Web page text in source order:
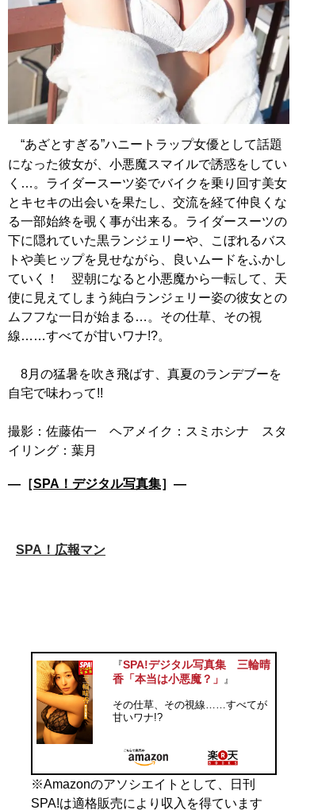
“あざとすぎる”ハニートラップ女優として話題
になった彼女が、小悪魔スマイルで誘惑をしてい
く…。ライダースーツ姿でバイクを乗り回す美女
とキセキの出会いを果たし、交流を経て仲良くな
る一部始終を覗く事が出来る。ライダースーツの
下に隠れていた黒ランジェリーや、こぼれるバス
トや美ヒップを見せながら、良いムードをふかし
ていく！ 翌朝になると小悪魔から一転して、天
使に見えてしまう純白ランジェリー姿の彼女との
ムフフな一日が始まる…。その仕草、その視
線……すべてが甘いワナ!?。
8月の猛暑を吹き飛ばす、真夏のランデブーを
自宅で味わって!!
撮影：佐藤佑一 ヘアメイク：スミホシナ スタ
―［SPA！デジタル写真集］―
SPA！広報マン
『SPA!デジタル写真集 三輪晴
香「本当は小悪魔？」 』
その仕草、その視線……すべてが
甘いワナ!?
※Amazonのアソシエイトとして、日刊
SPA!は適格販売により収入を得ています